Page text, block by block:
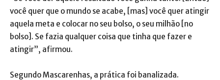
você quer que o mundo se acabe, [mas] você quer atingir
aquela meta e colocar no seu bolso, o seu milhão [no
bolso]. Se fazia qualquer coisa que tinha que fazer e
atingir”, afirmou.
Segundo Mascarenhas, a prática foi banalizada.